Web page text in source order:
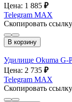
Цена: 1 885 ₽
Telegram MAX
Скопировать ссылку
В корзину
Удилище Okuma G-
Цена: 2 735 ₽
Telegram MAX
Скопировать ссылку